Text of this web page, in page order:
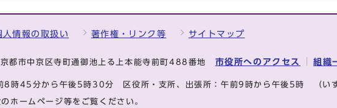
人情報の取扱い 著作権・リンク等 サイトマップ
市中京区寺町通御池上る上本能寺前町488番地 市役所へのアクセス 組織
8時45分から午後5時30分 区役所・支所、出張所：午前9時から午後5時 （い
ホームページ等をご覧ください。